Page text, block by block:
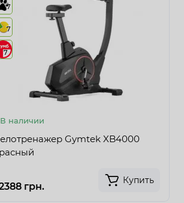
7
7
7
В наличии
Gymtek XB4000
грн.
Купить